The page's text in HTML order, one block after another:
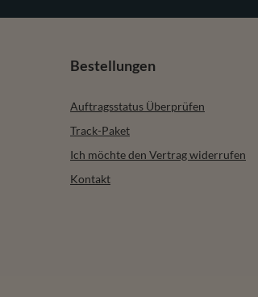
Bestellungen
Auftragsstatus Überprüfen
Track-Paket
Ich möchte den Vertrag widerrufen
Kontakt